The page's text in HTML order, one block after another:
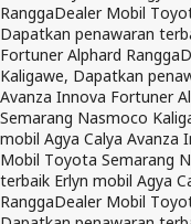
RanggaDealer Mobil
Dapatkan penawaran
Fortuner Alphard Rangga
Kaligawe, Dapatkan
Avanza Innova Fortuner
Semarang Nasmoco
mobil Agya Calya Avanza
Mobil Toyota Semarang
terbaik Erlyn mobil Agya
RanggaDealer Mobil